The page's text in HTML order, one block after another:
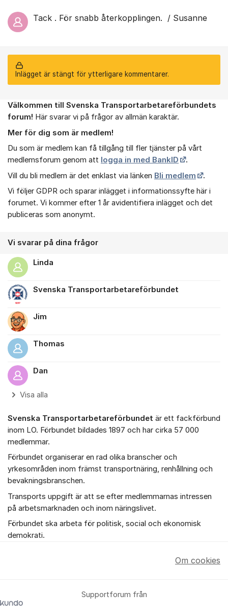
Tack . För snabb återkopplingen. / Susanne
Inlägget är stängt för ytterligare kommentarer.
Om forumet
Välkommen till Svenska Transportarbetareförbundets
forum! Här svarar vi på frågor av allmän karaktär.
Mer för dig som är medlem!
Du som är medlem kan få tillgång till fler tjänster på vårt
medlemsforum genom att logga in med BankID
.
Vill du bli medlem är det enklast via länken Bli medlem
.
Vi följer GDPR och sparar inlägget i informationssyfte här i
forumet. Vi kommer efter 1 år avidentifiera inlägget och det
publiceras som anonymt.
Vi svarar på dina frågor
Linda
Svenska Transportarbetareförbundet
Jim
Thomas
Dan
Visa alla
Svenska Transportarbetareförbundet är ett fackförbund
inom LO. Förbundet bildades 1897 och har cirka 57 000
medlemmar.
Förbundet organiserar en rad olika branscher och
yrkesområden inom främst transportnäring, renhållning och
bevakningsbranschen.
Transports uppgift är att se efter medlemmarnas intressen
på arbetsmarknaden och inom näringslivet.
Förbundet ska arbeta för politisk, social och ekonomisk
demokrati.
Supportforum från
Om cookies